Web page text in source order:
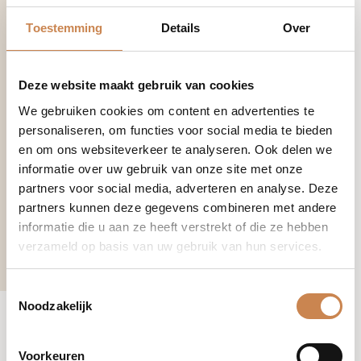
Toestemming Details Over
Deze website maakt gebruik van cookies
We gebruiken cookies om content en advertenties te
personaliseren, om functies voor social media te bieden
en om ons websiteverkeer te analyseren. Ook delen we
informatie over uw gebruik van onze site met onze
partners voor social media, adverteren en analyse. Deze
partners kunnen deze gegevens combineren met andere
informatie die u aan ze heeft verstrekt of die ze hebben
verzameld op basis van uw gebruik van hun services.
Toestemmingsselectie
Noodzakelijk
Voorkeuren
50ml
€44,00 -
Hydralite
aantal
+